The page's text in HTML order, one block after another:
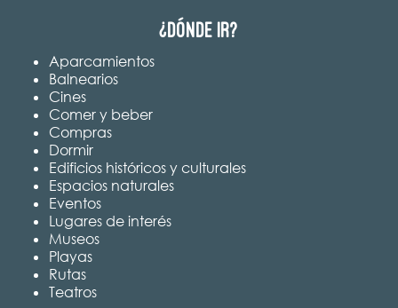
¿Dónde ir?
Aparcamientos
Balnearios
Cines
Comer y beber
Compras
Dormir
Edificios históricos y culturales
Espacios naturales
Eventos
Lugares de interés
Museos
Playas
Rutas
Teatros